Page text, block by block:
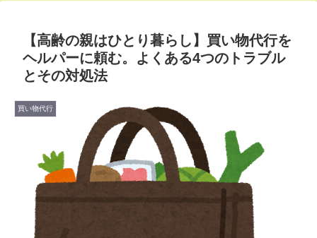
【高齢の親はひとり暮らし】買い物代行を
ヘルパーに頼む。よくある4つのトラブル
とその対処法
買い物代行